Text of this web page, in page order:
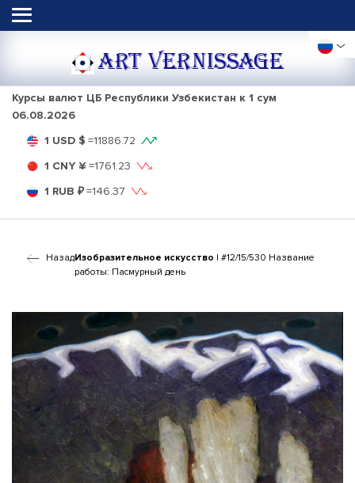
ART VERNISSAGE
Курсы валют ЦБ Республики Узбекистан к 1 сум
06.08.2026
1 USD $ =11886.72
1 CNY ¥ =1761.23
1 RUB ₽=146.37
НазадИзобразительное искусство | #12/15/530 Название
работы: Пасмурный день